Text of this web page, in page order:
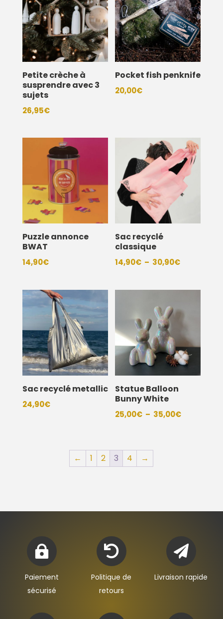
Petite crèche à
susprendre avec 3
sujets
26,95€
Pocket fish penknife
20,00€
Puzzle annonce
BWAT
14,90€
Sac recyclé
classique
14,90€ – 30,90€Plage
prix :
à
Sac recyclé metallic
24,90€
Statue Balloon
Bunny White
25,00€ – 35,00€Plage
← 1 2 3 4 →

Paiement
sécurisé

Politique de
retours

Livraison rapide